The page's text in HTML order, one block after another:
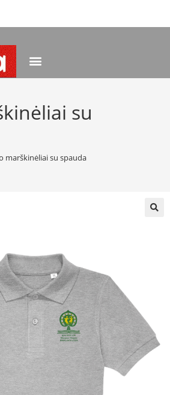
su
marškinėliai su spauda